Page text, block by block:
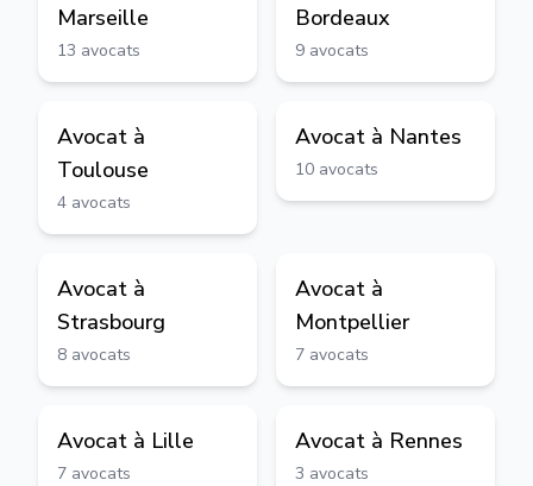
Marseille
13 avocats
Bordeaux
9 avocats
Avocat à
Toulouse
4 avocats
Avocat à Nantes
10 avocats
Avocat à
Strasbourg
8 avocats
Avocat à
Montpellier
7 avocats
Avocat à Lille
7 avocats
Avocat à Rennes
3 avocats